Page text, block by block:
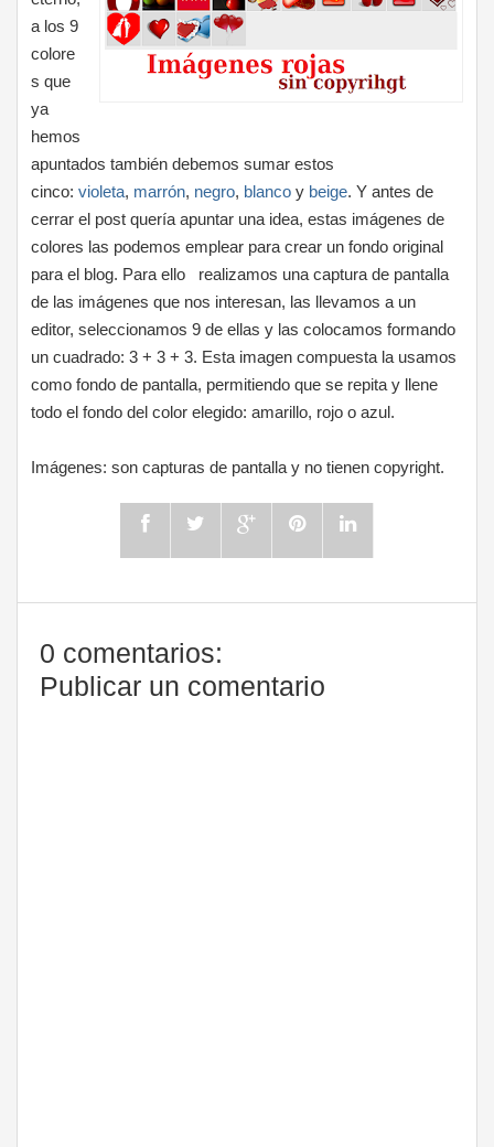
a los 9
colore
s que
ya
hemos
apuntados también debemos sumar estos
cinco:violeta, marrón, negro, blanco y beige. Y antes de
cerrar el post quería apuntar una idea, estas imágenes de
colores las podemos emplear para crear un fondo original
para el blog. Para ello realizamos una captura de pantalla
de las imágenes que nos interesan, las llevamos a un
editor, seleccionamos 9 de ellas y las colocamos formando
un cuadrado: 3 + 3 + 3. Esta imagen compuesta la usamos
como fondo de pantalla, permitiendo que se repita y llene
todo el fondo del color elegido: amarillo, rojo o azul.
Imágenes: son capturas de pantalla y no tienen copyright.
0 comentarios:
Publicar un comentario